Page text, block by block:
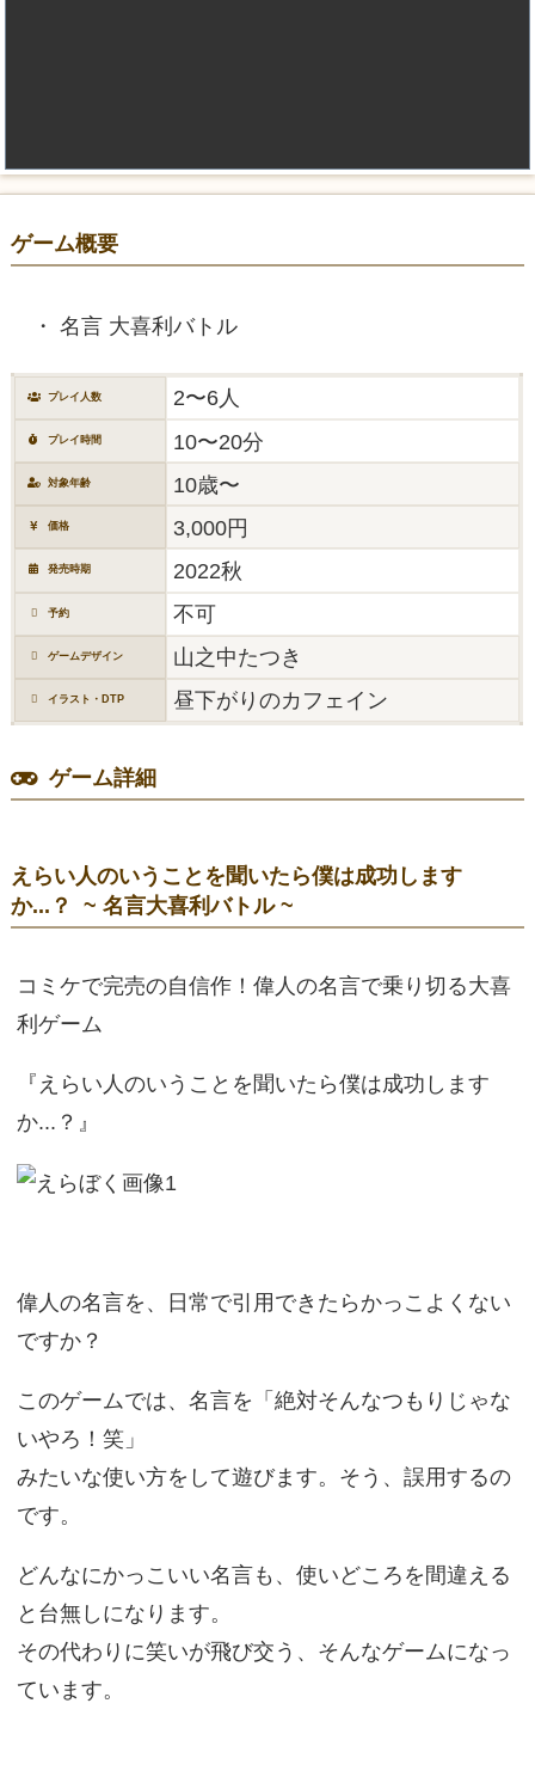
ゲーム概要
名言 大喜利バトル
プレイ人数 2〜6人
プレイ時間 10〜20分
対象年齢 10歳〜
価格 3,000円
発売時期 2022秋
予約 不可
ゲームデザイン 山之中たつき
イラスト・DTP 昼下がりのカフェイン
ゲーム詳細
えらい人のいうことを聞いたら僕は成功します
か...？ ~ 名言大喜利バトル ~
コミケで完売の自信作！偉人の名言で乗り切る大喜
利ゲーム
『えらい人のいうことを聞いたら僕は成功します
か...？』
偉人の名言を、日常で引用できたらかっこよくない
ですか？
このゲームでは、名言を「絶対そんなつもりじゃな
いやろ！笑」
みたいな使い方をして遊びます。そう、誤用するの
です。
どんなにかっこいい名言も、使いどころを間違える
と台無しになります。
その代わりに笑いが飛び交う、そんなゲームになっ
ています。